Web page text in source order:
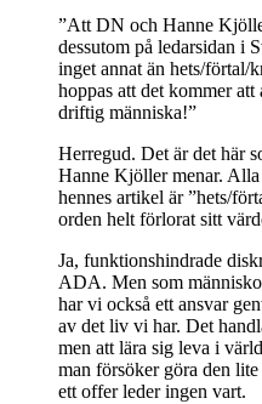
”Att DN och Hanne
dessutom på ledarsidan i
inget annat än hets/
hoppas att det kommer att
driftig människa!”
Herregud. Det är det här
Hanne Kjöller menar.
hennes artikel är ”hets/
orden helt förlorat sitt
Ja, funktionshindrade
ADA. Men som
har vi också ett ansvar
av det liv vi har. Det
men att lära sig leva i
man försöker göra den
ett offer leder ingen vart.